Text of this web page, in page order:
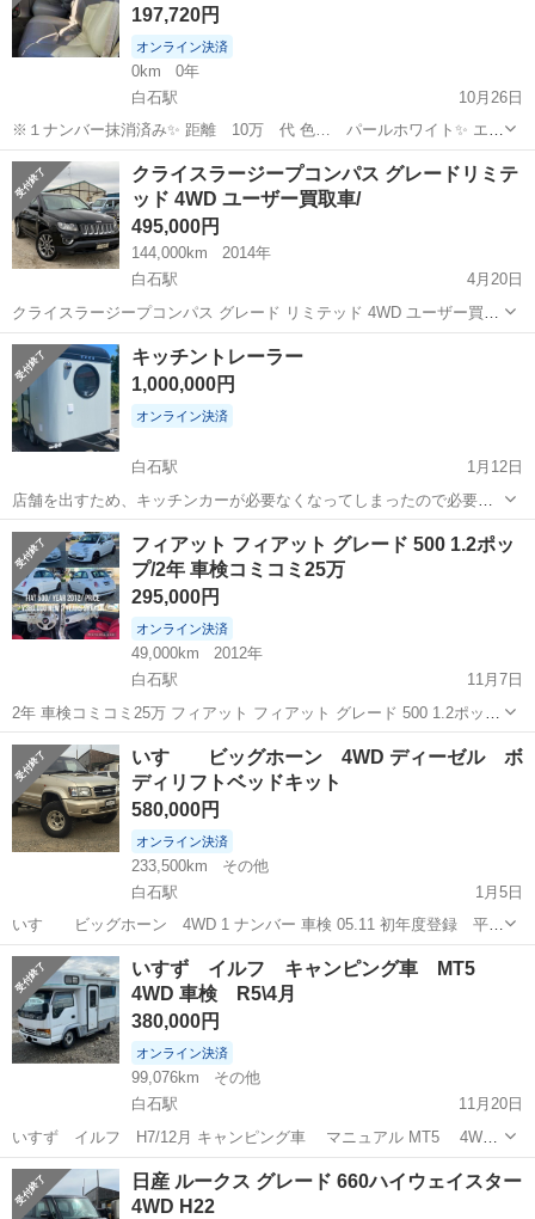
197,720円
オンライン決済
0km
0年
白石駅
10月26日
※１ナンバー抹消済み✨ 距離 10万 代 色… パールホワイト✨ エン
ジン良好✨ ※エンジンはスコブル良好一発で始動します…。 ※内装…
SR.レザーシート綺麗．内装そこそこキレイだと思います…。(一応個
人の感想)...
北海道 札幌市 白石駅 エンジン
クライスラージープコンパス グレードリミテ
ッド 4WD ユーザー買取車/
495,000円
144,000km
2014年
白石駅
4月20日
クライスラージープコンパス グレード リミテッド 4WD ユーザー買取
車/ 地デジカロッツェリア ナビ クルーズコントロール/ BOSTOM プレ
ミアムオーディオ/ シートヒーター HIDヘッドライト/ パワーシート/
ブル...
北海道 札幌市
キッチントレーラー
1,000,000円
オンライン決済
白石駅
1月12日
店舗を出すため、キッチンカーが必要なくなってしまったので必要な
方、これからはじめたい方いかがですか？ トレーラータイプな為、引
き取りできる方限定になります。 約2年使用していますが、外装、中
共にとても状態がいいです。 202...
北海道 札幌市 トレーラー
フィアット フィアット グレード 500 1.2ポッ
プ/2年 車検コミコミ25万
295,000円
オンライン決済
49,000km
2012年
白石駅
11月7日
2年 車検コミコミ25万 フィアット フィアット グレード 500 1.2ポップ
ETC / 17 AW 年式 12 走行距離 4.9万km 排気量 1200cc ドア 3 ミッシ
ョン インパネ5AT 色 真珠 ...
北海道 札幌市 白石駅 その他
いすゞ ビッグホーン 4WD ディーゼル ボ
ディリフトベッドキット
580,000円
オンライン決済
233,500km
その他
白石駅
1月5日
いすゞ ビッグホーン 4WD 1 ナンバー 車検 05.11 初年度登録 平成
10年4月 型式 KH-UB573GW 貨物登録車 車検無し 後部座席有り 走行
距離 233,500km タイミングベルト交換済197,100...
北海道 札幌市 白石駅 その他 ビッグホーン
いすず イルフ キャンピング車 MT5
4WD 車検 R5\4月
380,000円
オンライン決済
99,076km
その他
白石駅
11月20日
いすず イルフ H7/12月 キャンピング車 マニュアル MT5 4WD
車検 R5\4月 7人 ディーゼル 3100cc 99,076 km こちらのお車は走行
は問題ございません。エンジンは問題ございません。 キ...
北海道 札幌市 白石駅 その他 いすず
日産 ルークス グレード 660ハイウェイスター
4WD H22